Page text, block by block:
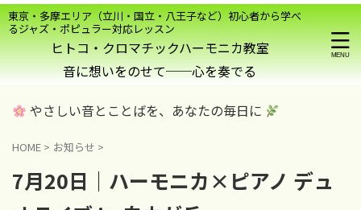
東京・多摩エリア（立川・国立・八王子など）初心者から学べ
るジャズ・ポピュラー対応レッスン
ヒトコ・クロマチックハーモニカ教室
やさしい音とことばを、あなたの毎日に
HOME > お知らせ >
7月20日｜ハーモニカ×ピアノ デュ